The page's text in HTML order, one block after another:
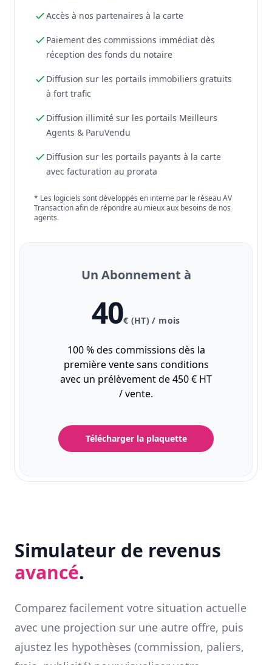
Accès à nos partenaires à la carte
Paiement des commissions immédiat dès
réception des fonds du notaire
Diffusion sur les portails immobiliers gratuits
à fort trafic
Diffusion illimité sur les portails Meilleurs
Agents & ParuVendu
Diffusion sur les portails payants à la carte
avec facturation au prorata
* Les logiciels sont développés en interne par le réseau AV
Transaction afin de répondre au mieux aux besoins de nos
agents.
Un Abonnement à
40€ (HT) / mois
100 % des commissions dès la
première vente sans conditions
avec un prélèvement de 450 € HT
/ vente.
Télécharger la plaquette
Simulateur de revenus
avancé.
Comparez facilement votre situation actuelle
avec une projection sur une autre offre, puis
ajustez les hypothèses (commission, paliers,